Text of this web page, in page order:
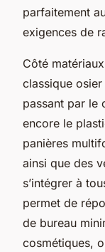
parfaitement
exigences de
Côté
classique
passant par le
encore le
panières
ainsi que des
s’intégrer à
permet de
de bureau
cosmétiques,